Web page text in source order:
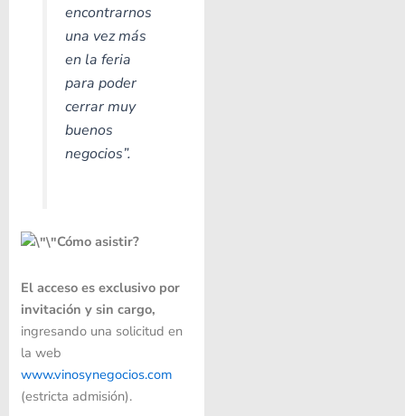
encontrarnos
una vez más
en la feria
para poder
cerrar muy
buenos
negocios”.
Cómo asistir?
El acceso es exclusivo por
invitación y sin cargo,
ingresando una solicitud en
la web
www.vinosynegocios.com
(estricta admisión).